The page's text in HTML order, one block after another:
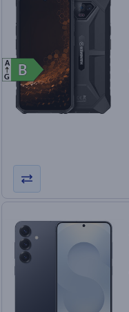
B
B
A
G